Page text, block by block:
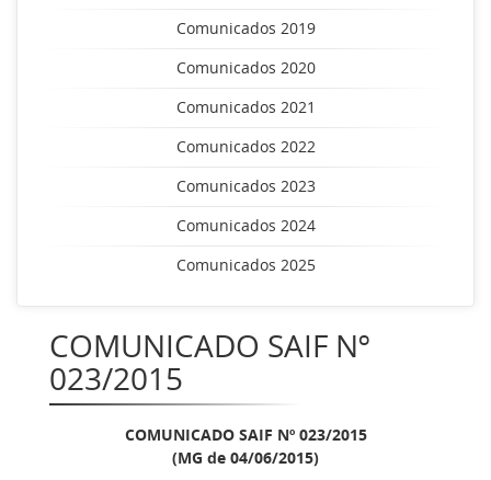
Comunicados 2019
Comunicados 2020
Comunicados 2021
Comunicados 2022
Comunicados 2023
Comunicados 2024
Comunicados 2025
COMUNICADO SAIF Nº
023/2015
COMUNICADO SAIF Nº 023/2015
(MG de 04/06/2015)